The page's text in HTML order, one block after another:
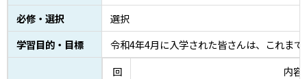
必修・選択
選択
学習目的・目標
令和4年4月に入学された皆さんは、これま
回
内容